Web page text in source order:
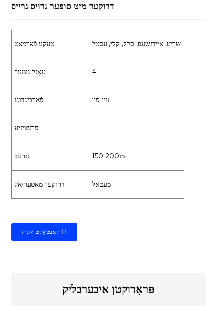
דרוקער מיט סופּער גרויס גרייס
טעקע פֿאָרמאַט: שריט, איידזשעס, סלק, קלי, עסטל
נאָזל נומער: 4
פֿאַרבינדונג: וויי-פיי
פּרעציזיע:
גרעב: 150-200מו
דרוקער מאַטעריאַל: מעטאַל
קאָנטאַקט אונדז
פּראָדוקטן איבערבליק